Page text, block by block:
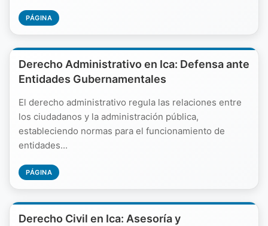
PÁGINA
Derecho Administrativo en Ica: Defensa ante
Entidades Gubernamentales
El derecho administrativo regula las relaciones entre
los ciudadanos y la administración pública,
estableciendo normas para el funcionamiento de
entidades...
PÁGINA
Derecho Civil en Ica: Asesoría y